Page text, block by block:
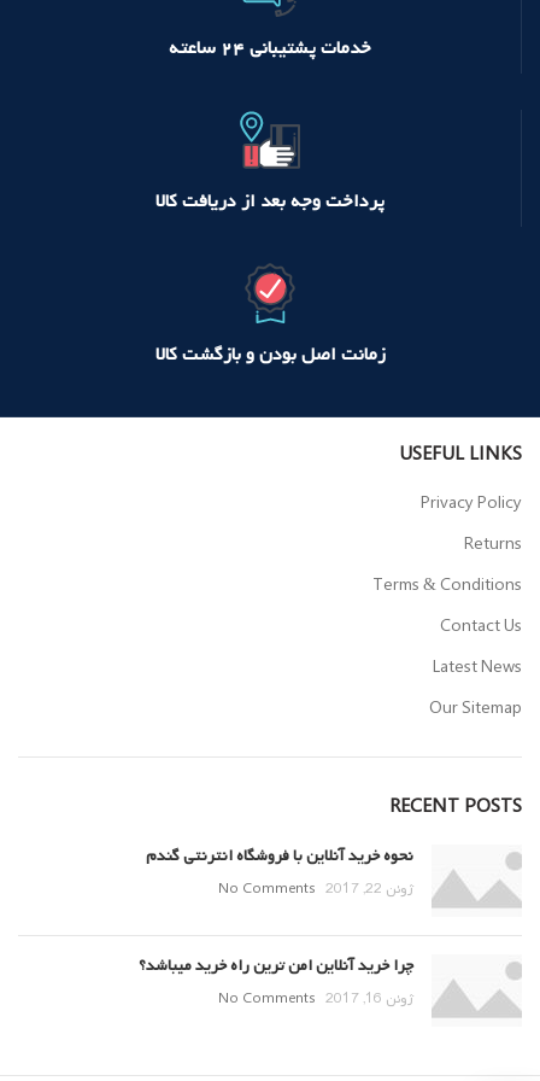
خدمات پشتیبانی ۲۴ ساعته
پرداخت وجه بعد از دریافت کالا
زمانت اصل بودن و بازگشت کالا
USEFUL LINKS
Privacy Policy
Returns
Terms & Conditions
Contact Us
Latest News
Our Sitemap
RECENT POSTS
نحوه خرید آنلاین با فروشگاه انترنتی گندم
ژوئن 22, 2017 No Comments
چرا خرید آنلاین امن ترین راه خرید میباشد؟
ژوئن 16, 2017 No Comments